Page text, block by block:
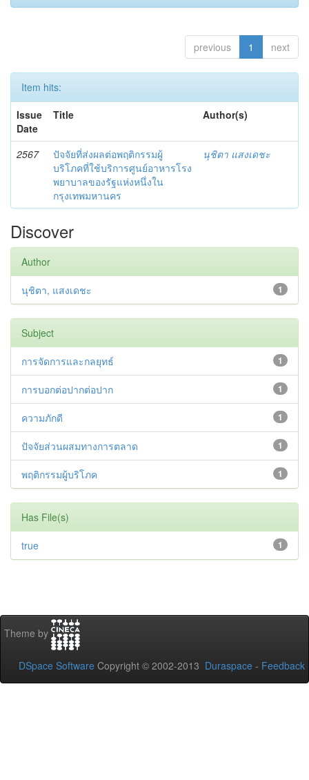
previous 1 next
Item hits:
Issue
Date
Title Author(s)
2567
ปัจจัยที่ส่งผลต่อพฤติกรรมผู้
บริโภคที่ใช้บริการศูนย์อาหารโรง
พยาบาลของรัฐแห่งหนึ่งใน
กรุงเทพมหานคร
นุชิตา แสงเดชะ
Discover
Author
1
นุชิตา, แสงเดชะ
Subject
1
การจัดการและกลยุทธ์
1
การบอกต่อปากต่อปาก
1
ความภักดี
1
ปัจจัยส่วนผสมทางการตลาด
1
พฤติกรรมผู้บริโภค
Has File(s)
1
true
Theme by
DSpace Software Copyright © 2002-2013 Duraspace - Feedback